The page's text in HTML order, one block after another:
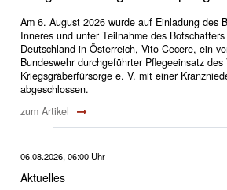
Am 6. August 2026 wurde auf Einladung des
Inneres und unter Teilnahme des
Deutschland in Österreich, Vito Cecere, ein
Bundeswehr durchgeführter Pflegeeinsatz
Kriegsgräberfürsorge e. V. mit einer
abgeschlossen.
zum Artikel
06.08.2026, 06:00 Uhr
Aktuelles